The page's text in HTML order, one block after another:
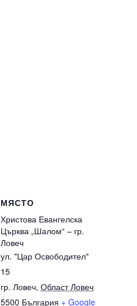
МЯСТО
Христова Евангелска
Църква „Шалом“ – гр.
Ловеч
ул. "Цар Освободител"
15
гр. Ловеч, Област Ловеч
5500 България + Google